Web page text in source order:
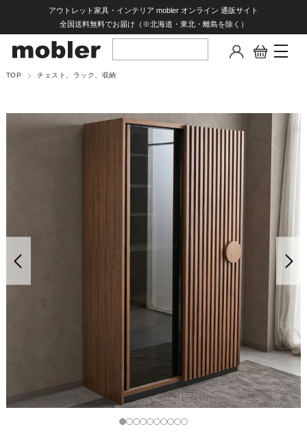
アウトレット家具・インテリア mobler オンライン 通販サイト
全国送料無料でお届け（※北海道・東北・離島を除く）
TOP チェスト、ラック、収納